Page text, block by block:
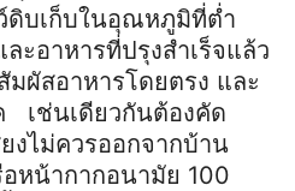
ดิบเก็บในอุณหภูมิที่ต่ำ
ะอาหารที่ปรุงสำเร็จแล้ว
ผัสอาหารโดยตรง และ
เช่นเดียวกันต้องคัด
งไม่ควรออกจากบ้าน
หน้ากากอนามัย 100